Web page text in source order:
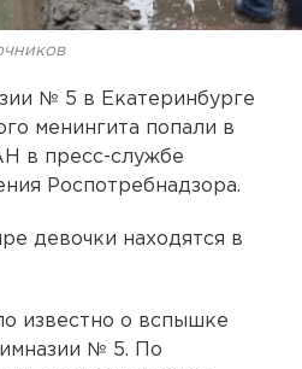
№ 5 в Екатеринбурге
менингита попали в
в пресс-службе
Роспотребнадзора.
девочки находятся в
известно о вспышке
№ 5. По